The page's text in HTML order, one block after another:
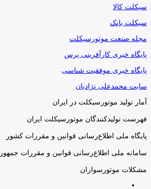
سیکلت کالا
سیکلت بانک
مجله صنعت موتورسیکلت
پایگاه خبری کارآفرینی پرس
پایگاه خبری موفقیت شناسی
سایت محمدعلی نژادیان
آمار تولید موتورسیکلت در ایران
فهرست تولیدکنندگان موتورسیکلت ایران
پایگاه ملی اطلاع‌رسانی قوانین و مقررات کشور
سامانه ملی اطلاع‌رسانی قوانین و مقررات
مشکلات موتورسواران